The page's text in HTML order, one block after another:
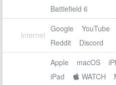
Battlefield 6
Internet
Google YouTube
Reddit
Discord
Apple macOS
iPad
 WATCH